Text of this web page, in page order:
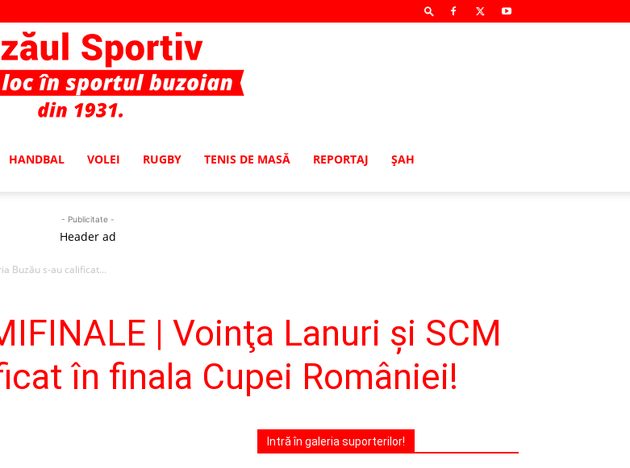
HANDBAL VOLEI RUGBY TENIS DE MASĂ REPORTAJ ŞAH
- Publicitate -
Header ad
Buzău s-au calificat...
| Voinţa Lanuri şi SCM
în finala Cupei României!
Intră în galeria suporterilor!